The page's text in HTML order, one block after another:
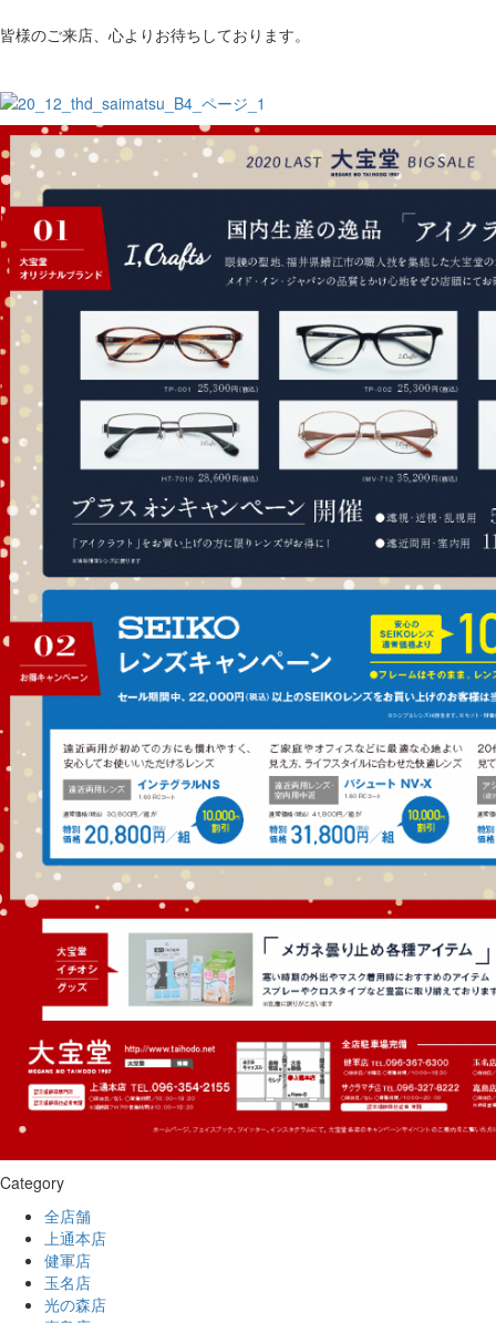
皆様のご来店、心よりお待ちしております。
Category
全店舗
上通本店
健軍店
玉名店
光の森店